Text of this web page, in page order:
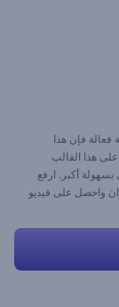
فإن هذا
هذا القالب
أكبر. ارفع
واحصل على فيديو